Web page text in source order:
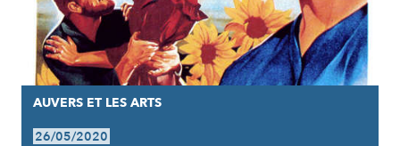
AUVERS ET LES ARTS
26/05/2020